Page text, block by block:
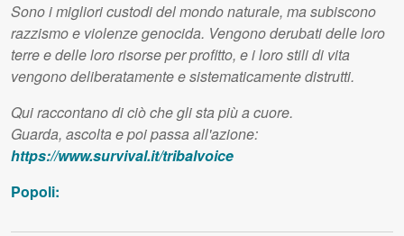
Sono i migliori custodi del mondo naturale, ma subiscono
razzismo e violenze genocida. Vengono derubati delle loro
terre e delle loro risorse per profitto, e i loro stili di vita
vengono deliberatamente e sistematicamente distrutti.
Qui raccontano di ciò che gli sta più a cuore.
Guarda, ascolta e poi passa all'azione:
https://www.survival.it/tribalvoice
Popoli: